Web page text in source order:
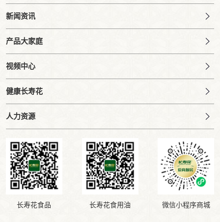
新闻资讯
产品大家庭
视频中心
健康长寿花
人力资源
长寿花食品 长寿花食用油 微信小程序商城